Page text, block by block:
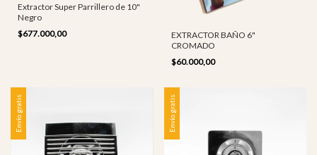
Extractor Super Parrillero de 10"
Negro
$677.000,00
EXTRACTOR BAÑO 6"
CROMADO
$60.000,00
Envío gratis Envío gratis